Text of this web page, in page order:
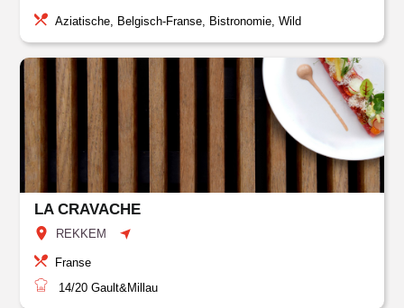
Aziatische, Belgisch-Franse, Bistronomie, Wild
LA CRAVACHE
REKKEM
Franse
14/20 Gault&Millau